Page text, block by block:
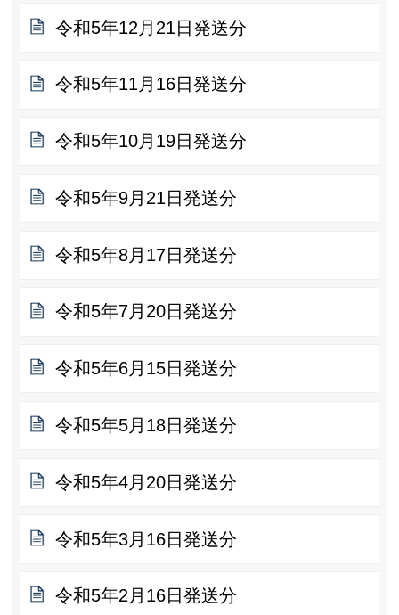
令和5年12月21日発送分
令和5年11月16日発送分
令和5年10月19日発送分
令和5年9月21日発送分
令和5年8月17日発送分
令和5年7月20日発送分
令和5年6月15日発送分
令和5年5月18日発送分
令和5年4月20日発送分
令和5年3月16日発送分
令和5年2月16日発送分